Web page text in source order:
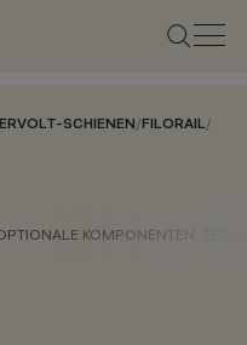
SCHIENEN/FILORAIL/
KOMPONENTEN